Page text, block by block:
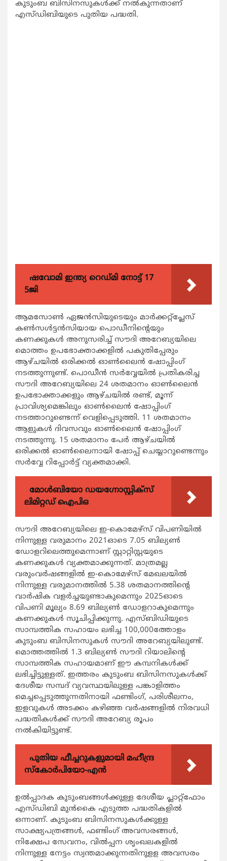
കുടുംബ ബിസിനസുകള്‍ക്ക് നല്‍കുന്നതാണ്
എസ്ഡിബിയുടെ പുതിയ പദ്ധതി.
ഷവോമി ഇന്ത്യ റെഡ്മി നോട്ട് 17
5ജി
ആമസോണ്‍ ഏജന്‍സിയുടെയും മാര്‍ക്കറ്റ്‌പ്ലേസ്
കണ്‍സള്‍ട്ടന്‍സിയായ പൊഡീനിന്റെയും
കണക്കുകള്‍ അനുസരിച്ച് സൗദി അറേബ്യയിലെ
മൊത്തം ഉപഭോക്താക്കളില്‍ പകുതിപ്പേരും
ആഴ്ചയില്‍ ഒരിക്കല്‍ ഓണ്‍ലൈന്‍ ഷോപ്പിംഗ്
നടത്തുന്നുണ്ട്. പൊഡീന്‍ സര്‍വ്വേയില്‍ പ്രതികരിച്ച
സൗദി അറേബ്യയിലെ 24 ശതമാനം ഓണ്‍ലൈന്‍
ഉപഭോക്താക്കളും ആഴ്ചയില്‍ രണ്ട്, മൂന്ന്
പ്രാവിശ്യമെങ്കിലും ഓണ്‍ലൈന്‍ ഷോപ്പിംഗ്
നടത്താറുണ്ടെന്ന് വെളിപ്പെടുത്തി. 11 ശതമാനം
ആളുകള്‍ ദിവസവും ഓണ്‍ലൈന്‍ ഷോപ്പിംഗ്
നടത്തുന്നു. 15 ശതമാനം പേര്‍ ആഴ്ചയില്‍
ഒരിക്കല്‍ ഓണ്‍ലൈനായി ഷോപ്പ് ചെയ്യാറുണ്ടെന്നും
സര്‍വ്വേ റിപ്പോര്‍ട്ട് വ്യക്തമാക്കി.
മോൾബിയോ ഡയഗ്നോസ്റ്റിക്സ്
ലിമിറ്റഡ് ഐപിഒ
സൗദി അറേബ്യയിലെ ഇ-കൊമേഴ്‌സ് വിപണിയില്‍
നിന്നുള്ള വരുമാനം 2021ഓടെ 7.05 ബില്യണ്‍
ഡോളറിലെത്തുമെന്നാണ് സ്റ്റാറ്റിസ്റ്റയുടെ
കണക്കുകള്‍ വ്യക്തമാക്കുന്നത്. മാത്രമല്ല
വരുംവര്‍ഷങ്ങളില്‍ ഇ-കൊമേഴ്‌സ് മേഖലയില്‍
നിന്നുള്ള വരുമാനത്തില്‍ 5.38 ശതമാനത്തിന്റെ
വാര്‍ഷിക വളര്‍ച്ചയുണ്ടാകുമെന്നും 2025ഓടെ
വിപണി മൂല്യം 8.69 ബില്യണ്‍ ഡോളറാകുമെന്നും
കണക്കുകള്‍ സൂചിപ്പിക്കുന്നു. എസ്ബിഡിയുടെ
സാമ്പത്തിക സഹായം ലഭിച്ച 100,000ത്തോളം
കുടുംബ ബിസിനസുകള്‍ സൗദി അറേബ്യയിലുണ്ട്.
മൊത്തത്തില്‍ 1.3 ബില്യണ്‍ സൗദി റിയാലിന്റെ
സാമ്പത്തിക സഹായമാണ് ഈ കമ്പനികള്‍ക്ക്
ലഭിച്ചിട്ടുള്ളത്. ഇത്തരം കുടുംബ ബിസിനസുകള്‍ക്ക്
ദേശീയ സമ്പദ് വ്യവസ്ഥയിലുള്ള പങ്കാളിത്തം
മെച്ചപ്പെടുത്തുന്നതിനായി ഫണ്ടിംഗ്, പരിശീലനം,
ഇളവുകള്‍ അടക്കം കഴിഞ്ഞ വര്‍ഷങ്ങളില്‍ നിരവധി
പദ്ധതികള്‍ക്ക് സൗദി അറേബ്യ രൂപം
നല്‍കിയിട്ടുണ്ട്.
പുതിയ ഫീച്ചറുകളുമായി മഹീന്ദ്ര
സ്കോർപിയോ-എൻ
ഉല്‍പ്പാദക കുടുംബങ്ങള്‍ക്കുള്ള ദേശീയ പ്ലാറ്റ്‌ഫോം
എസ്ഡിബി മുന്‍കൈ എടുത്ത പദ്ധതികളില്‍
ഒന്നാണ്. കുടുംബ ബിസിനസുകള്‍ക്കുള്ള
സാക്ഷ്യപത്രങ്ങള്‍, ഫണ്ടിംഗ് അവസരങ്ങള്‍,
നിക്ഷേപ സേവനം, വില്‍പ്പന ശൃംഖലകളില്‍
നിന്നുള്ള നേട്ടം സ്വന്തമാക്കുന്നതിനുളള അവസരം